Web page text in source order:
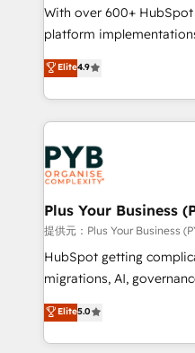
the CRM platform into
you like support in
to your needs and sales
certifications, we are
services are offered in
With over 600+
platform
Elite Solutions Partner
migrate, replatform, and
in high-impact CRM and
onboarding from
Zoho, Pardot, Marketo,
WordPress and legacy
systems into unified,
architectures that
performance. - Multi-object CRM migration, cleanup,
and implementation. -
integrations across your
- Dashboards, lifecycle
nurturing sequences. -
Elite4.9
Plus Your Business
提供元：Plus Your Business
HubSpot getting
migrations, AI, governance. We organise
complexity, so your
Welcome to our Profile! We
implementation,
Elite5.0